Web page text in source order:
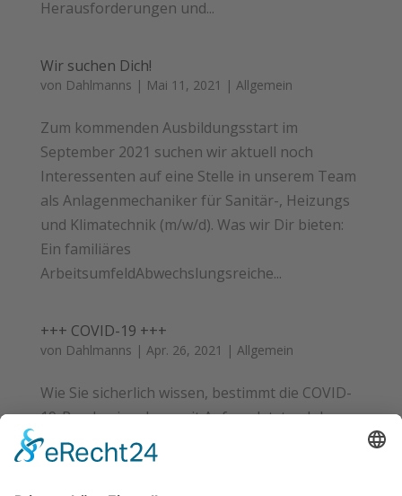
Herausforderungen und...
Wir suchen Dich!
von Dahlmanns | Mai 11, 2021 | Allgemein
Zum kommenden Ausbildungsstart im
September 2021 suchen wir aktuell noch
Interessenten auf eine Stelle in unserem Team
als Anlagenmechaniker für Sanitär-, Heizungs
und Klimatechnik (m/w/d). Was wir Dir bieten:
Ein familiäres
ArbeitsumfeldAbwechslungsreiche...
+++ COVID-19 +++
von Dahlmanns | Apr. 26, 2021 | Allgemein
Wie Sie sicherlich wissen, bestimmt die COVID-
19-Pandemie schon seit Anfang letzten Jahres
unseren Alltag – sowohl im Privatleben, als
auch im Beruf. Wir als Firma Dahlmanns